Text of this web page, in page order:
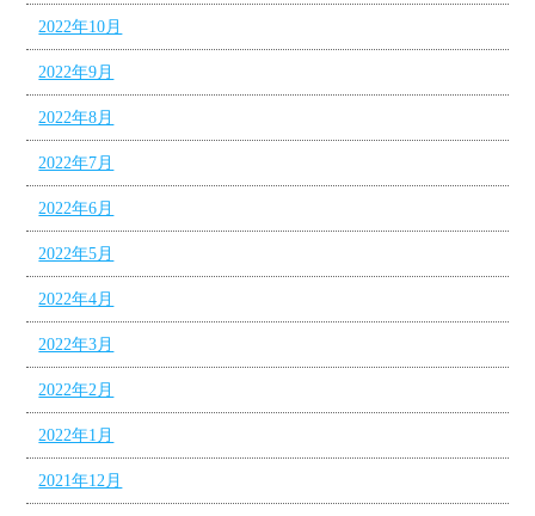
2022年10月
2022年9月
2022年8月
2022年7月
2022年6月
2022年5月
2022年4月
2022年3月
2022年2月
2022年1月
2021年12月